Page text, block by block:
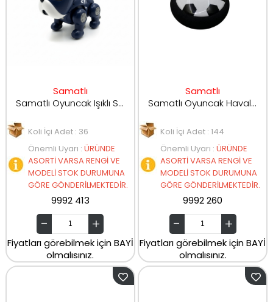
Samatlı
Samatlı Oyuncak Işıklı Sesli Yürüyen Robot Köpek 613A
Koli İçi Adet : 36
Önemli Uyarı : ÜRÜNDE
ASORTİ VARSA RENGİ VE
MODELİ STOK DURUMUNA
GÖRE GÖNDERİLMEKTEDİR.
9992 413
Fiyatları görebilmek için BAYİ
olmalısınız.
Samatlı
Samatlı Oyuncak Havalı Futbol Oyunu Topu Küçük Boy 789-14
Koli İçi Adet : 144
Önemli Uyarı : ÜRÜNDE
ASORTİ VARSA RENGİ VE
MODELİ STOK DURUMUNA
GÖRE GÖNDERİLMEKTEDİR.
9992 260
Fiyatları görebilmek için BAYİ
olmalısınız.